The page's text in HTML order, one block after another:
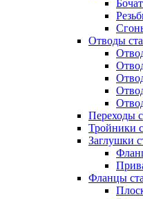
Отводы
Переходы
Тройники
Заглушки
Фланцы